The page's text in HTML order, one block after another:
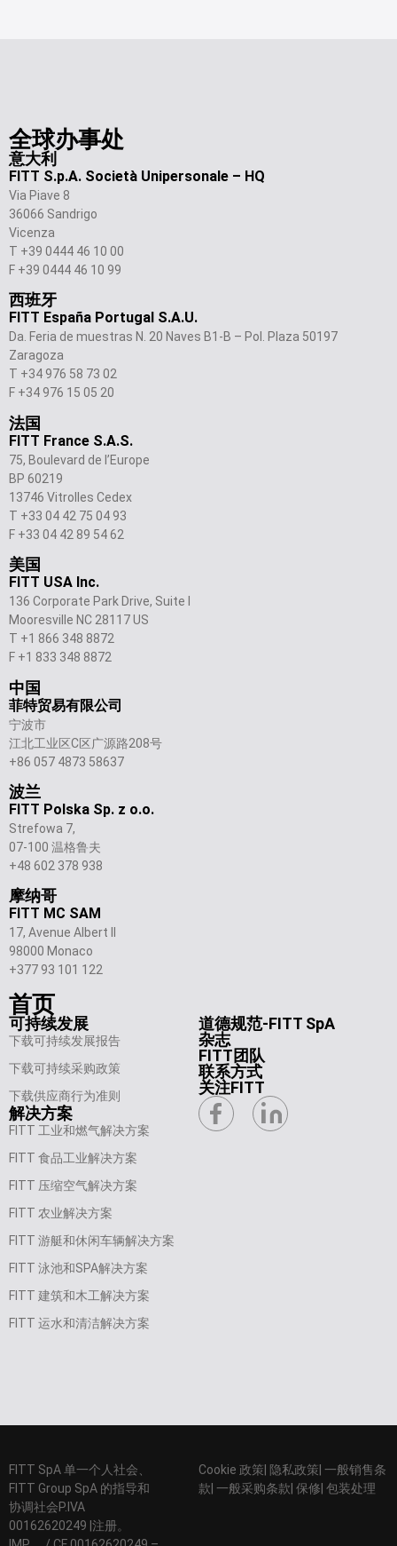
全球办事处
意大利
FITT S.p.A. Società Unipersonale – HQ
Via Piave 8
36066 Sandrigo
Vicenza
T +39 0444 46 10 00
F +39 0444 46 10 99
西班牙
FITT España Portugal S.A.U.
Da. Feria de muestras N. 20 Naves B1-B – Pol. Plaza 50197
Zaragoza
T +34 976 58 73 02
F +34 976 15 05 20
法国
FITT France S.A.S.
75, Boulevard de l’Europe
BP 60219
13746 Vitrolles Cedex
T +33 04 42 75 04 93
F +33 04 42 89 54 62
美国
FITT USA Inc.
136 Corporate Park Drive, Suite I
Mooresville NC 28117 US
T +1 866 348 8872
F +1 833 348 8872
中国
菲特贸易有限公司
宁波市
江北工业区C区广源路208号
+86 057 4873 58637
波兰
FITT Polska Sp. z o.o.
Strefowa 7,
07-100 温格鲁夫
+48 602 378 938
摩纳哥
FITT MC SAM
17, Avenue Albert II
98000 Monaco
+377 93 101 122
首页
可持续发展
下载可持续发展报告
下载可持续采购政策
下载供应商行为准则
解决方案
FITT 工业和燃气解决方案
FITT 食品工业解决方案
FITT 压缩空气解决方案
FITT 农业解决方案
FITT 游艇和休闲车辆解决方案
FITT 泳池和SPA解决方案
FITT 建筑和木工解决方案
FITT 运水和清洁解决方案
道德规范-FITT SpA
杂志
FITT团队
联系方式
关注FITT
FITT SpA 单一个人社会、
FITT Group SpA 的指导和
协调社会P.IVA
00162620249 |注册。
Cookie 政策| 隐私政策| 一般销售条
款| 一般采购条款| 保修| 包装处理